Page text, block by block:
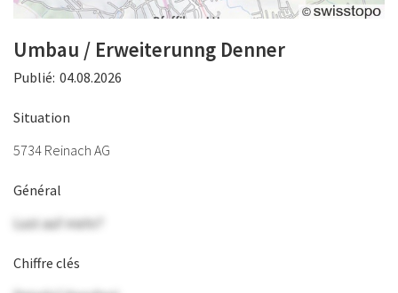
Umbau / Erweiterunng Denner
Publié: 04.08.2026
Situation
5734 Reinach AG
Général
Lust auf mehr?
Chiffre clés